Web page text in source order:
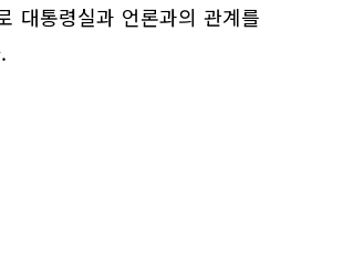
대통령실과 언론과의 관계를